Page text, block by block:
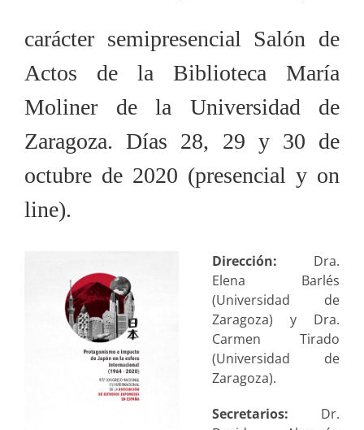
carácter semipresencial Salón de
Actos de la Biblioteca María
Moliner de la Universidad de
Zaragoza. Días 28, 29 y 30 de
octubre de 2020 (presencial y on
line).
Dirección: Dra.
Elena Barlés
(Universidad de
Zaragoza) y Dra.
Carmen Tirado
(Universidad de
Zaragoza).
Secretarios: Dr.